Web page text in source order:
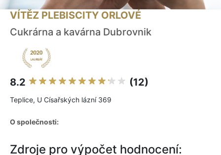
VÍTĚZ PLEBISCITY ORLOVÉ
Cukrárna a kavárna Dubrovnik
8.2 (12)
Teplice, U Císařských lázní 369
O společnosti:
Zdroje pro výpočet hodnocení: